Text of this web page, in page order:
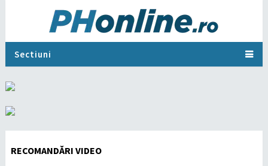
Sectiuni
RECOMANDĂRI VIDEO